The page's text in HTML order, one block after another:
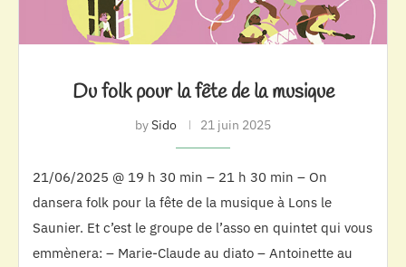
Du folk pour la fête de la musique
bySido 21 juin 2025
21/06/2025 @ 19 h 30 min – 21 h 30 min – On
dansera folk pour la fête de la musique à Lons le
Saunier. Et c’est le groupe de l’asso en quintet qui vous
emmènera: – Marie-Claude au diato – Antoinette au